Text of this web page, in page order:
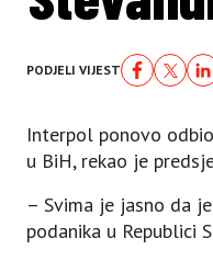
PODJELI VIJEST
Interpol ponovo
u BiH, rekao je
– Svima je jasno da
podanika u Republici